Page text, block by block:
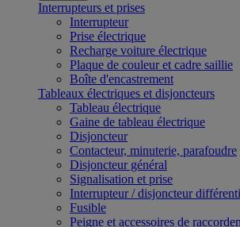
Interrupteurs et prises
Interrupteur
Prise électrique
Recharge voiture électrique
Plaque de couleur et cadre saillie
Boîte d'encastrement
Tableaux électriques et disjoncteurs
Tableau électrique
Gaine de tableau électrique
Disjoncteur
Contacteur, minuterie, parafoudre
Disjoncteur général
Signalisation et prise
Interrupteur / disjoncteur
Fusible
Peigne et accessoires de